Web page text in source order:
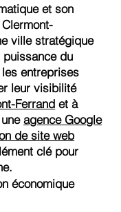
et son
ville stratégique
puissance du
entreprises
leur visibilité
Ferrand et à
uneagence Google
de site web
clé pour
économique